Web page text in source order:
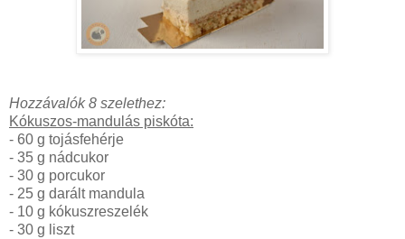
Hozzávalók 8 szelethez:
Kókuszos-mandulás piskóta:
- 60 g tojásfehérje
- 35 g nádcukor
- 30 g porcukor
- 25 g darált mandula
- 10 g kókuszreszelék
- 30 g liszt